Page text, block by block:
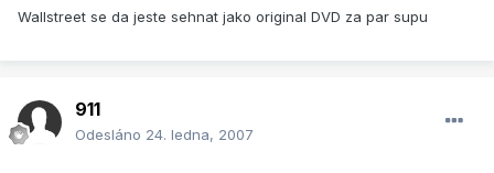
Wallstreet se da jeste sehnat jako original DVD za par supu
911
Odesláno 24. ledna, 2007